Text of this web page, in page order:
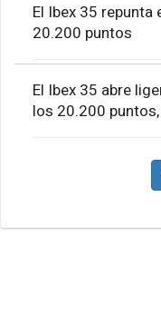
El Ibex 35
20.200 puntos
El Ibex 35 abre
los 20.200